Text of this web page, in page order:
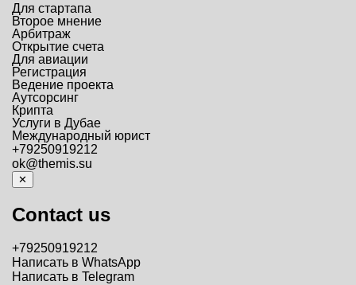
Для стартапа
Второе мнение
Арбитраж
Открытие счета
Для авиации
Регистрация
Ведение проекта
Аутсорсинг
Крипта
Услуги в Дубае
Международный юрист
+79250919212
ok@themis.su
✕
Contact us
+79250919212
Написать в WhatsApp
Написать в Telegram